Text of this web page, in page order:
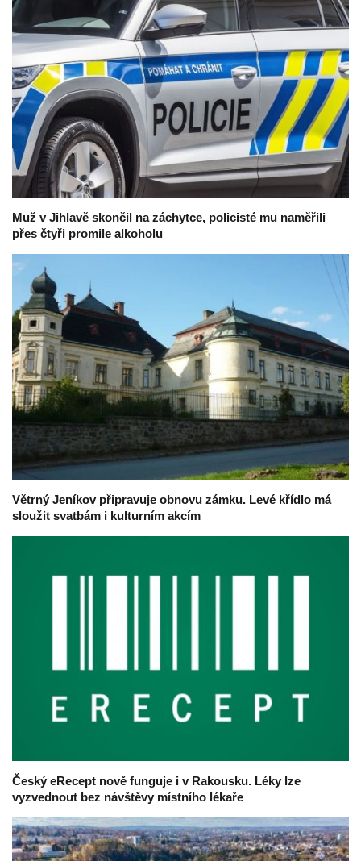
Muž v Jihlavě skončil na záchytce, policisté mu naměřili
přes čtyři promile alkoholu
Větrný Jeníkov připravuje obnovu zámku. Levé křídlo má
sloužit svatbám i kulturním akcím
Český eRecept nově funguje i v Rakousku. Léky lze
vyzvednout bez návštěvy místního lékaře